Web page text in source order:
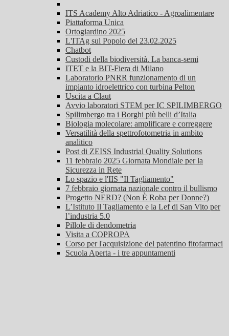
ITS Academy Alto Adriatico - Agroalimentare
Piattaforma Unica
Ortogiardino 2025
L'ITAg sul Popolo del 23.02.2025
Chatbot
Custodi della biodiversità. La banca-semi
ITET e la BIT-Fiera di Milano
Laboratorio PNRR funzionamento di un
impianto idroelettrico con turbina Pelton
Uscita a Claut
Avvio laboratori STEM per IC SPILIMBERGO
Spilimbergo tra i Borghi più belli d’Italia
Biologia molecolare: amplificare e correggere
Versatilità della spettrofotometria in ambito
analitico
Post di ZEISS Industrial Quality Solutions
11 febbraio 2025 Giornata Mondiale per la
Sicurezza in Rete
Lo spazio e l'IIS "Il Tagliamento"
7 febbraio giornata nazionale contro il bullismo
Progetto NERD? (Non È Roba per Donne?)
L’Istituto Il Tagliamento e la Lef di San Vito per
l’industria 5.0
Pillole di dendometria
Visita a COPROPA
Corso per l'acquisizione del patentino fitofarmaci
Scuola Aperta - i tre appuntamenti